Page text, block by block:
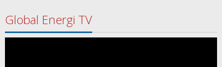
Global Energi TV